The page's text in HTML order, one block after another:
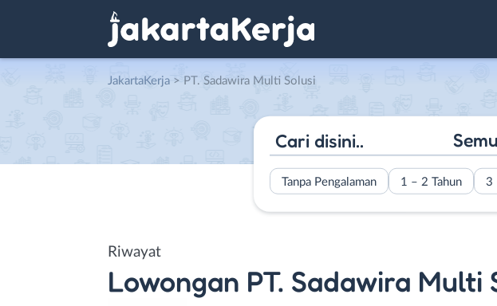
JakartaKerja > PT. Sadawira Multi Solusi
Tanpa Pengalaman 1 – 2 Tahun 3
Riwayat
Lowongan PT. Sadawira Multi